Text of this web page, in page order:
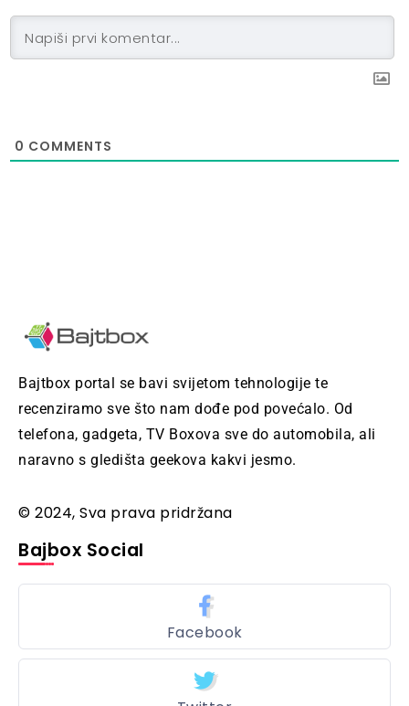
0 COMMENTS
Bajtbox portal se bavi svijetom tehnologije te
recenziramo sve što nam dođe pod povećalo. Od
telefona, gadgeta, TV Boxova sve do automobila, ali
naravno s gledišta geekova kakvi jesmo.
© 2024, Sva prava pridržana
Bajbox Social
Facebook